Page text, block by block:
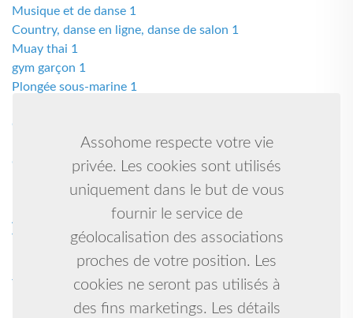
Assohome respecte votre vie
privée. Les cookies sont utilisés
uniquement dans le but de vous
fournir le service de
géolocalisation des associations
proches de votre position. Les
cookies ne seront pas utilisés à
des fins marketings. Les détails
Musique et de danse 1
Country, danse en ligne, danse de salon 1
Muay thai 1
gym garçon 1
Plongée sous-marine 1
Course à pied 1
Gr geg danse 1
Karate shorin ryu / kobudo 1
Animation 1
Tir à l’arc 1